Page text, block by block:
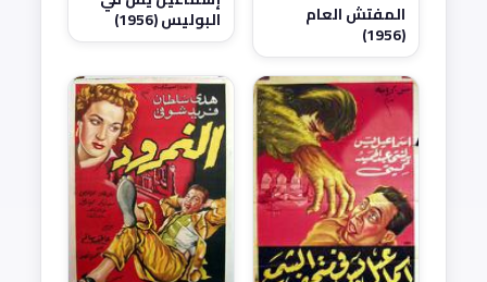
المفتش العام
(1956)
البوليس (1956)